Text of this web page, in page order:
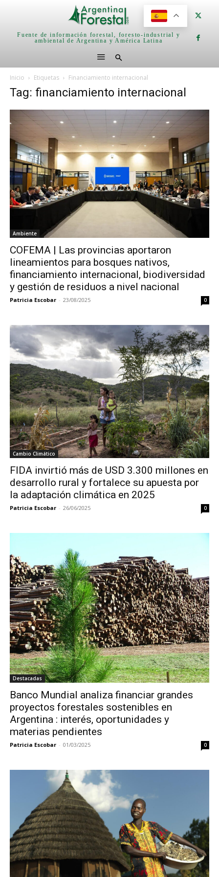
Fuente de información forestal, foresto-industrial y
ambiental de Argentina y América Latina
Inicio Etiquetas Financiamiento internacional
Tag: financiamiento internacional
Ambiente
COFEMA | Las provincias aportaron
lineamientos para bosques nativos,
financiamiento internacional, biodiversidad
y gestión de residuos a nivel nacional
Patricia Escobar - 23/08/2025 0
Cambio Climático
FIDA invirtió más de USD 3.300 millones en
desarrollo rural y fortalece su apuesta por
la adaptación climática en 2025
Patricia Escobar - 26/06/2025 0
Destacadas
Banco Mundial analiza financiar grandes
proyectos forestales sostenibles en
Argentina : interés, oportunidades y
materias pendientes
Patricia Escobar - 01/03/2025 0